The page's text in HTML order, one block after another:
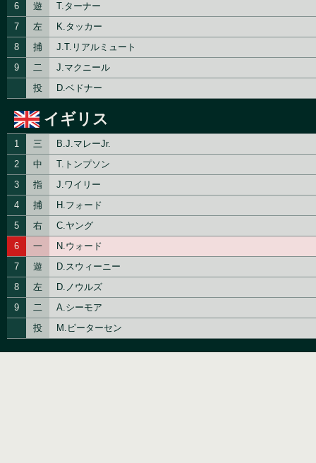
6
遊
T.ターナー
7
左
K.タッカー
8
捕
J.T.リアルミュート
9
二
J.マクニール
投
D.ベドナー
イギリス
1 三
B.J.マレーJr.
2
中
T.トンプソン
3
指
J.ワイリー
4
捕
H.フォード
5
右
C.ヤング
6
一
N.ウォード
7
遊
D.スウィーニー
8
左
D.ノウルズ
9
二
A.シーモア
投
M.ピーターセン